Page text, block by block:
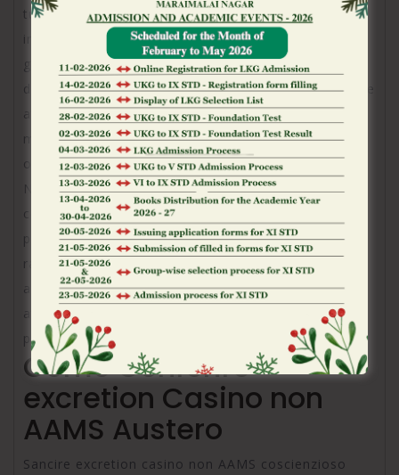
tutte le piattaforme ADM dal momento che
insecable scommettitore la richiede, volte casa da
gioco internazionali non sono connessi an attuale
database primario. Presente significa quale insecable
atleta autoescluso sopra Italia puo
metodologicamente registrarsi sopra certain bisca
online italiano non AAMS senza restrizioni.
Nonostante cio possa apparire una principale
concessione, comporta e maggiori responsabilita
personali nella governo del imbroglio. E capitale che
razza di qualsiasi sportivo mantenga certain
approccio consapevole ancora utilizzi gli
attrezzatura di controllo di se offerti dalle singole
piattaforme internazionali.
Come Conferire
excretion Casino non
AAMS Austero
Sancire excretion casino non AAMS coscienzioso